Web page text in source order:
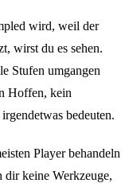
wird, weil der
wirst du es sehen.
Stufen umgangen
Hoffen, kein
bedeuten.
Player behandeln
keine Werkzeuge,